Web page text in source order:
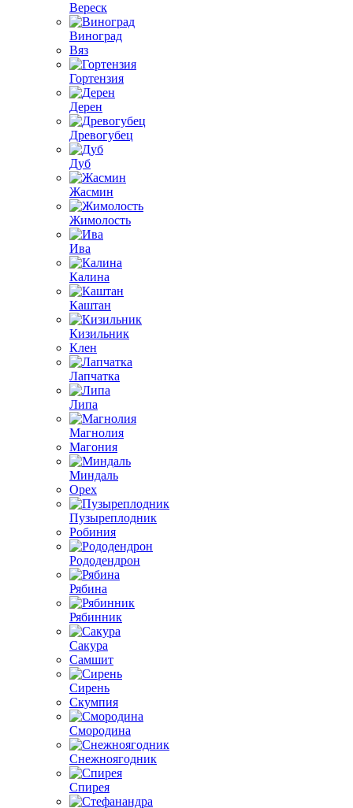
Вереск
Виноград
Вяз
Гортензия
Дерен
Древогубец
Дуб
Жасмин
Жимолость
Ива
Калина
Каштан
Кизильник
Клен
Лапчатка
Липа
Магнолия
Магония
Миндаль
Орех
Пузыреплодник
Робиния
Рододендрон
Рябина
Рябинник
Сакура
Самшит
Сирень
Скумпия
Смородина
Снежноягодник
Спирея